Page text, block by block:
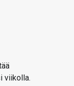
viikolla.